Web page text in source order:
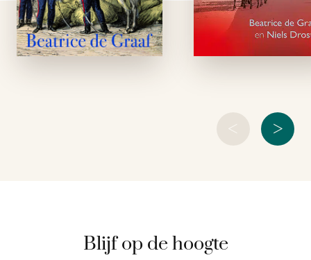
< >
bedaren? Na 25 jaar
van oorlog en chaos
verlangde de
bevolking naar rust
toespraken
verklaringen van
Poetin
Blijf op de hoogte